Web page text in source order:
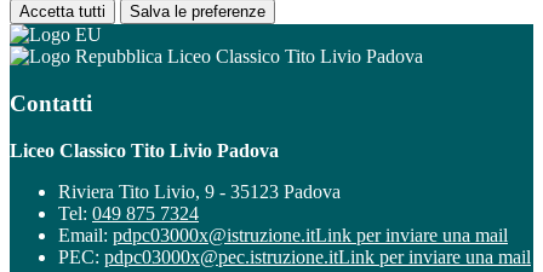
Accetta tutti Salva le preferenze
Liceo Classico Tito Livio Padova
Contatti
Liceo Classico Tito Livio Padova
Riviera Tito Livio, 9 - 35123 Padova
Tel: 049 875 7324
Email: pdpc03000x@istruzione.itLink per inviare una mail
PEC: pdpc03000x@pec.istruzione.itLink per inviare una mail